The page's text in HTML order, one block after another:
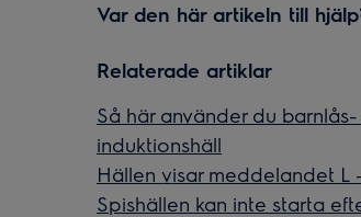
Var den här artikeln till
Relaterade artiklar
Så här använder du
induktionshäll
Hällen visar meddelandet L
Spishällen kan inte starta